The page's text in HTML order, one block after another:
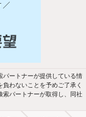
面台
る
パートナーが提供している情
わないことを予めご了承く
索パートナーが取得し、同社